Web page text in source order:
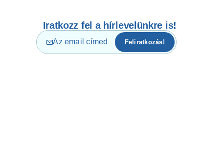
Iratkozz fel a hírlevelünkre is!